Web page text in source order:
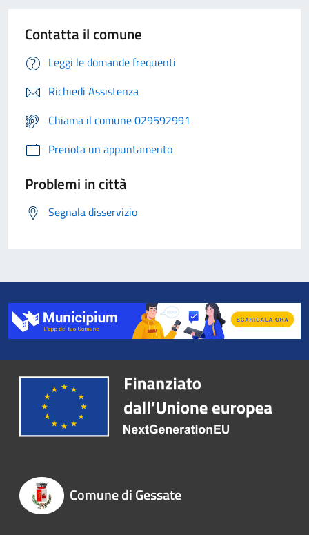
Contatta il comune
Leggi le domande frequenti
Richiedi Assistenza
Chiama il comune 029592991
Prenota un appuntamento
Problemi in città
Segnala disservizio
Comune di Gessate